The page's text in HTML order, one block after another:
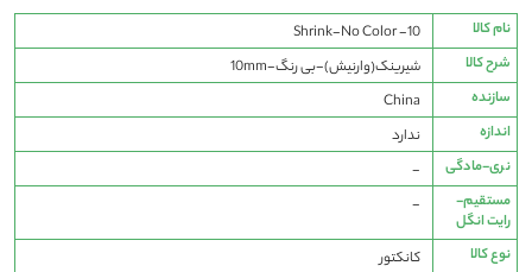
مشخصات
فنی
نام کالا
Shrink-No Color -10
شرح کالا
شیرینک(وارنیش)-بی رنگ-10mm
سازنده
China
اندازه
ندارد
نری-مادگی
-
مستقیم-
رایت انگل
-
نوع کالا
کانکتور